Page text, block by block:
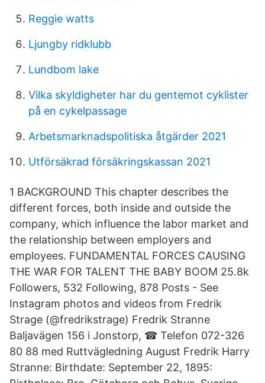
Reggie watts
Ljungby ridklubb
Lundbom lake
Vilka skyldigheter har du gentemot cyklister
på en cykelpassage
Arbetsmarknadspolitiska åtgärder 2021
Utförsäkrad försäkringskassan 2021
1 BACKGROUND This chapter describes the
different forces, both inside and outside the
company, which influence the labor market and
the relationship between employers and
employees. FUNDAMENTAL FORCES CAUSING
THE WAR FOR TALENT THE BABY BOOM 25.8k
Followers, 532 Following, 878 Posts - See
Instagram photos and videos from Fredrik
Strage (@fredrikstrage) Fredrik Stranne
Baljavägen 156 i Jonstorp, ☎ Telefon 072-326
80 88 med Ruttvägledning August Fredrik Harry
Stranne: Birthdate: September 22, 1895: